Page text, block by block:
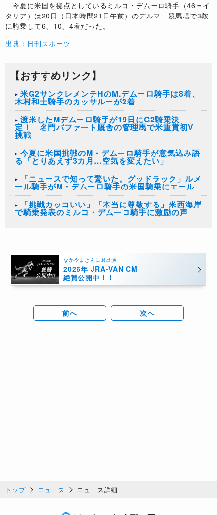
今夏に米国を拠点としているミルコ・デムーロ騎手（46＝イ
タリア）は20日（日本時間21日午前）のデルマー競馬場で3鞍
に騎乗して6、10、4着だった。
出典：日刊スポーツ
【おすすめリンク】
米G2サンクレメンテHのM.デムーロ騎手は8着、
木村和士騎手のカッサルーが2着
渡米したMデムーロ騎手が19日にG2騎乗決
定！ 名門バファート厩舎の管理馬で米重賞初V
挑戦
今夏に米国挑戦のM・デムーロ騎手が意気込み語
る「とりあえず3カ月…空気を変えたい」
「ニュースで知って驚いた。グッドラック」ルメ
ール騎手がM・デムーロ騎手の米国騎乗にエール
「挑戦カッコいい」「本当に尊敬する」米西海岸
で騎乗発表のミルコ・デムーロ騎手に激励の声
なかやまきんに君出演
2026年 JRA-VAN CM
絶賛公開中！！
前へ 次へ
トップ ニュース ニュース詳細